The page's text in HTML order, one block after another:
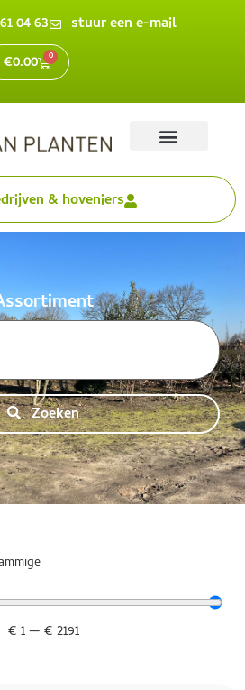
04 63
stuur een e-mail
€0.00 0
& hoveniers
Zoeken
€1—€2191